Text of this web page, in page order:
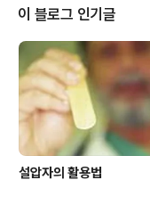
보기 편하기 때문. 그래서 월초
액이 휴대폰으로 날라오고, 이
달은 추석 연휴 때문인지 휴대
명세서가 먼저 왔다. 떨리는
보니, 이럴수가!! 평소 결제금
적혀있었다. (ㅠㅠ) 지난 달 ..
이 블로그 인기글
설압자의 활용법